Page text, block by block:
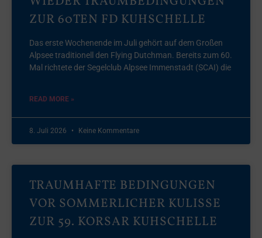
ZUR 60TEN FD KUHSCHELLE
Das erste Wochenende im Juli gehört auf dem Großen
Alpsee traditionell den Flying Dutchman. Bereits zum 60.
Mal richtete der Segelclub Alpsee Immenstadt (SCAI) die
READ MORE »
8. Juli 2026 Keine Kommentare
TRAUMHAFTE BEDINGUNGEN
VOR SOMMERLICHER KULISSE
ZUR 59. KORSAR KUHSCHELLE